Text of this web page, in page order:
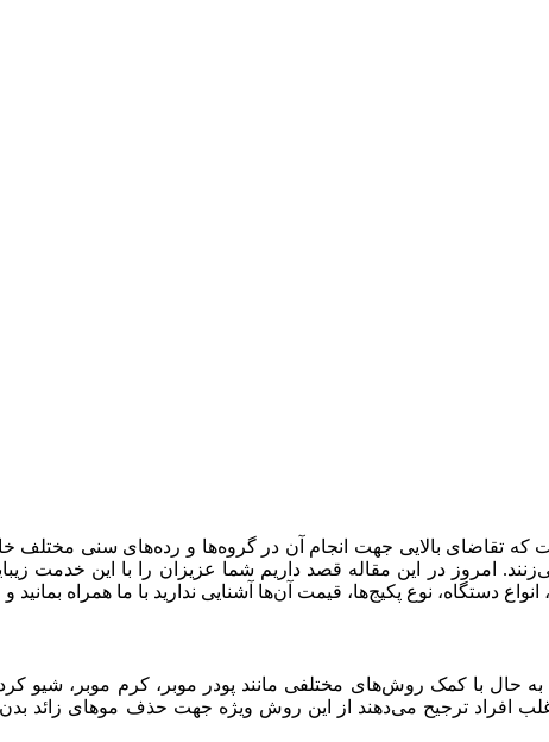
تقاضای بالایی جهت انجام آن در گروه‌ها و رده‌های سنی مختلف
امروز در این مقاله قصد داریم شما عزیزان را با این خدمت
انواع دستگاه، نوع پکیج‌ها، قیمت آن‌ها آشنایی ندارید با ما همراه
با کمک روش‌های مختلفی مانند پودر موبر، کرم موبر، شیو
افراد ترجیح می‌دهند از این روش ویژه جهت حذف موهای زائد